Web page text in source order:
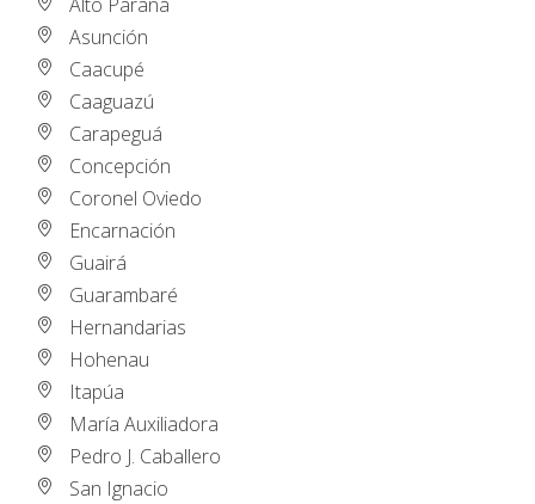
Asunción
Caacupé
Caaguazú
Carapeguá
Concepción
Coronel Oviedo
Encarnación
Guairá
Guarambaré
Hernandarias
Hohenau
Itapúa
María Auxiliadora
Pedro J. Caballero
San Ignacio